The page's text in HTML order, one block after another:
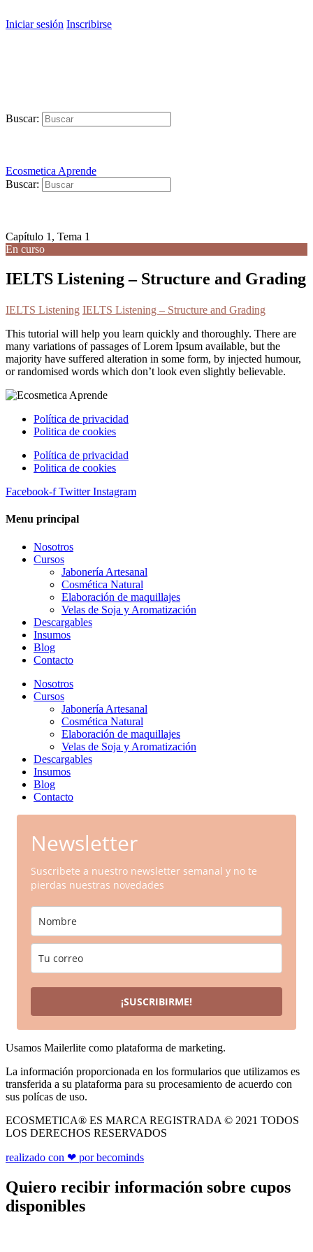
Iniciar sesión Inscribirse
Buscar:
Ecosmetica Aprende
Buscar:
Capítulo 1, Tema 1
En curso
IELTS Listening – Structure and Grading
IELTS Listening IELTS Listening – Structure and Grading
This tutorial will help you learn quickly and thoroughly. There are
many variations of passages of Lorem Ipsum available, but the
majority have suffered alteration in some form, by injected humour,
or randomised words which don’t look even slightly believable.
Política de privacidad
Politica de cookies
Política de privacidad
Politica de cookies
Facebook-f Twitter Instagram
Menu principal
Nosotros
Cursos
Jabonería Artesanal
Cosmética Natural
Elaboración de maquillajes
Velas de Soja y Aromatización
Descargables
Insumos
Blog
Contacto
Nosotros
Cursos
Jabonería Artesanal
Cosmética Natural
Elaboración de maquillajes
Velas de Soja y Aromatización
Descargables
Insumos
Blog
Contacto
Newsletter
Suscribete a nuestro newsletter semanal y no te
pierdas nuestras novedades
¡SUSCRIBIRME!
Usamos Mailerlite como plataforma de marketing.
La información proporcionada en los formularios que utilizamos es
transferida a su plataforma para su procesamiento de acuerdo con
sus polícas de uso.
ECOSMETICA® ES MARCA REGISTRADA © 2021 TODOS
LOS DERECHOS RESERVADOS
realizado con ❤ por becominds
Quiero recibir información sobre cupos
disponibles